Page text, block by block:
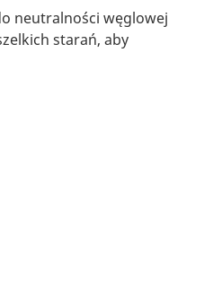
neutralności węglowej
starań, aby